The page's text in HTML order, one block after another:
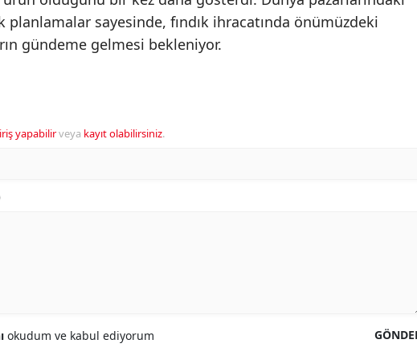
sayesinde, fındık ihracatında önümüzdeki
gündeme gelmesi bekleniyor.
yapabilirveya kayıt olabilirsiniz.
okudum ve kabul ediyorum